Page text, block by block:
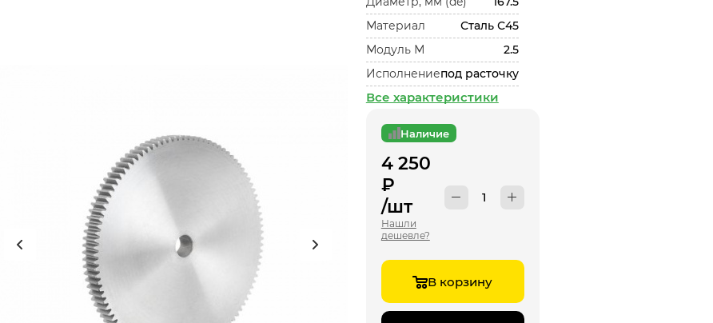
Материал
Сталь С45
Модуль М
2.5
Исполнениепод расточку
Все характеристики
Наличие
4 250
₽
/шт
Нашли
дешевле?
В корзину